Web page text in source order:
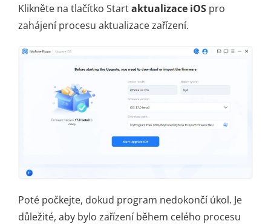
Klikněte na tlačítko Startaktualizace iOS pro
zahájení procesu aktualizace zařízení.
Poté počkejte, dokud program nedokončí úkol. Je
důležité, aby bylo zařízení během celého procesu